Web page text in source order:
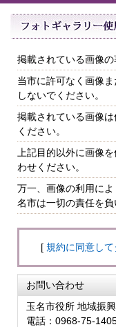
掲載されている画像の
当市に許可なく画像
しないでください。
掲載されている画像
ください。
上記目的以外に画像
わせください。
万一、画像の利用に
名市は一切の責任を負
[ 規約に同意し
お問い合わせ
玉名市役所 地域振
電話：0968-75-